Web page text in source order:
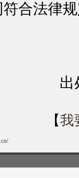
合法律
【我